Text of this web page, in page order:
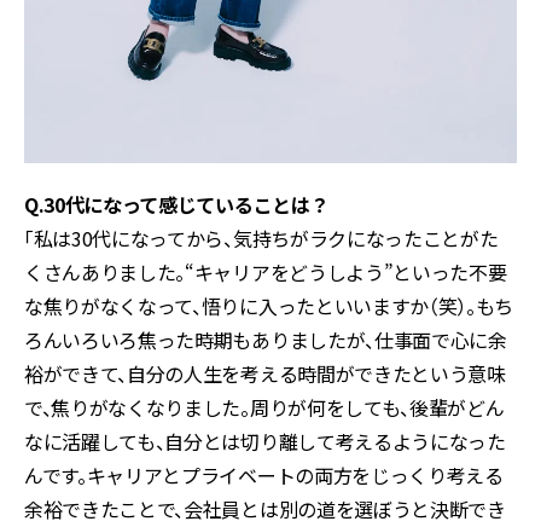
Q.30代になって感じていることは？
「私は30代になってから、気持ちがラクになったことがた
くさんありました。“キャリアをどうしよう”といった不要
な焦りがなくなって、悟りに入ったといいますか（笑）。もち
ろんいろいろ焦った時期もありましたが、仕事面で心に余
裕ができて、自分の人生を考える時間ができたという意味
で、焦りがなくなりました。周りが何をしても、後輩がどん
なに活躍しても、自分とは切り離して考えるようになった
んです。キャリアとプライベートの両方をじっくり考える
余裕できたことで、会社員とは別の道を選ぼうと決断でき